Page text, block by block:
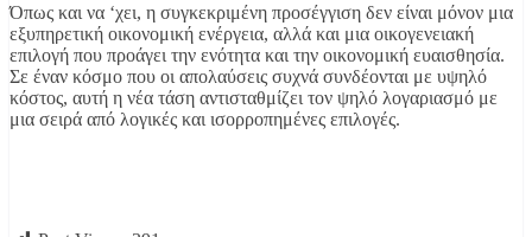
Όπως και να ‘χει, η συγκεκριμένη προσέγγιση δεν είναι μόνον μια
εξυπηρετική οικονομική ενέργεια, αλλά και μια οικογενειακή
επιλογή που προάγει την ενότητα και την οικονομική ευαισθησία.
Σε έναν κόσμο που οι απολαύσεις συχνά συνδέονται με υψηλό
κόστος, αυτή η νέα τάση αντισταθμίζει τον ψηλό λογαριασμό με
μια σειρά από λογικές και ισορροπημένες επιλογές.